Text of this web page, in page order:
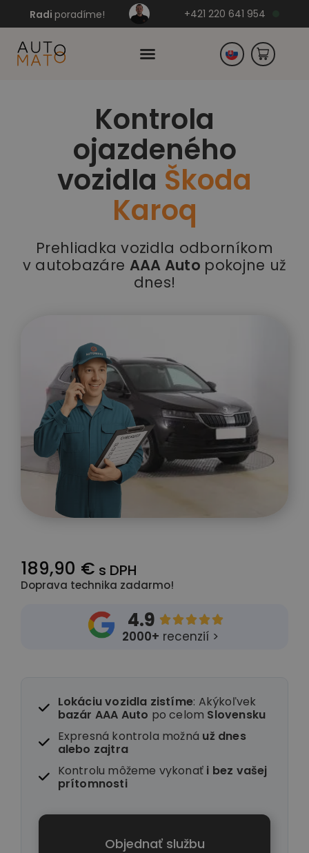
Radi poradíme! +421 220 641 954
Kontrola
ojazdeného
vozidla Škoda
Karoq
Prehliadka vozidla odborníkom
v autobazáre AAA Auto pokojne už
dnes!
189,90 € s DPH
Doprava technika zadarmo!
4.9 
2000+ recenzií >
Lokáciu vozidla zistíme: Akýkoľvek
bazár AAA Auto po celom Slovensku
Expresná kontrola možná už dnes
alebo zajtra
Kontrolu môžeme vykonať i bez vašej
prítomnosti
Objednať službu